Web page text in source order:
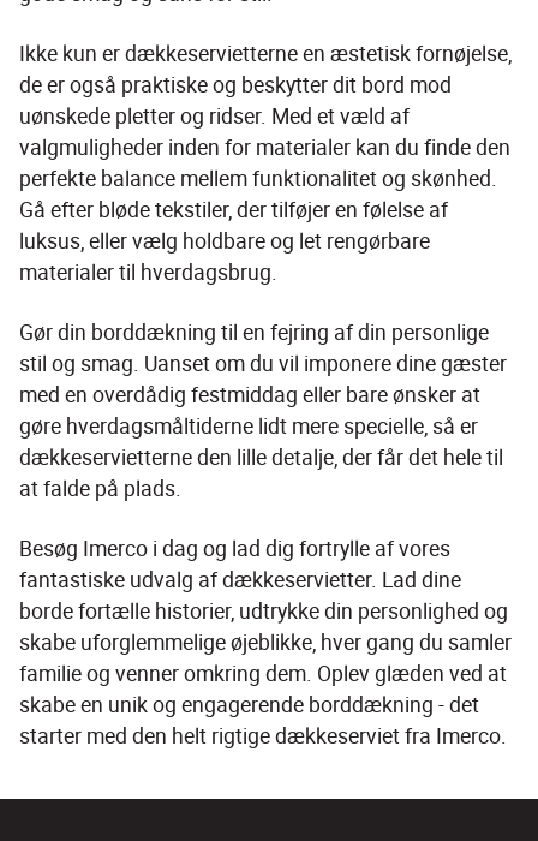
Ikke kun er dækkeservietterne en æstetisk fornøjelse,
de er også praktiske og beskytter dit bord mod
uønskede pletter og ridser. Med et væld af
valgmuligheder inden for materialer kan du finde den
perfekte balance mellem funktionalitet og skønhed.
Gå efter bløde tekstiler, der tilføjer en følelse af
luksus, eller vælg holdbare og let rengørbare
materialer til hverdagsbrug.
Gør din borddækning til en fejring af din personlige
stil og smag. Uanset om du vil imponere dine gæster
med en overdådig festmiddag eller bare ønsker at
gøre hverdagsmåltiderne lidt mere specielle, så er
dækkeservietterne den lille detalje, der får det hele til
at falde på plads.
Besøg Imerco i dag og lad dig fortrylle af vores
fantastiske udvalg af dækkeservietter. Lad dine
borde fortælle historier, udtrykke din personlighed og
skabe uforglemmelige øjeblikke, hver gang du samler
familie og venner omkring dem. Oplev glæden ved at
skabe en unik og engagerende borddækning - det
starter med den helt rigtige dækkeserviet fra Imerco.